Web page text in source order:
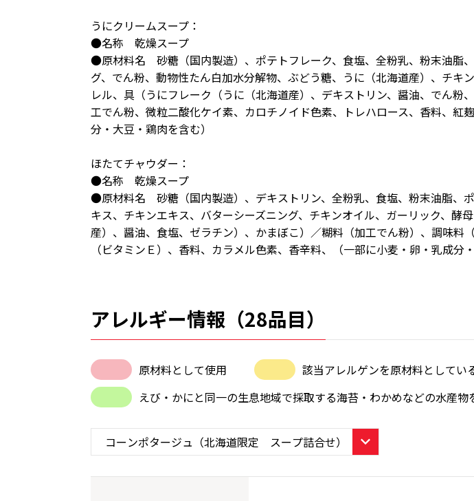
うにクリームスープ：
●名称 乾燥スープ
●原材料名 砂糖（国内製造）、ポテトフレーク、食塩、全粉乳、粉末油脂
グ、でん粉、動物性たん白加水分解物、ぶどう糖、うに（北海道産）、チ
レル、具（うにフレーク（うに（北海道産）、デキストリン、醤油、でん
工でん粉、微粒二酸化ケイ素、カロチノイド色素、トレハロース、香料、
分・大豆・鶏肉を含む）
ほたてチャウダー：
●名称 乾燥スープ
●原材料名 砂糖（国内製造）、デキストリン、全粉乳、食塩、粉末油脂、
キス、チキンエキス、バターシーズニング、チキンオイル、ガーリック、
産）、醤油、食塩、ゼラチン）、かまぼこ）／糊料（加工でん粉）、調味
（ビタミンＥ）、香料、カラメル色素、香辛料、（一部に小麦・卵・乳成分
アレルギー情報（28品目）
原材料として使用
該当アレルゲンを原材料としてい
えび・かにと同一の生息地域で採取する海苔・わかめなどの水産物